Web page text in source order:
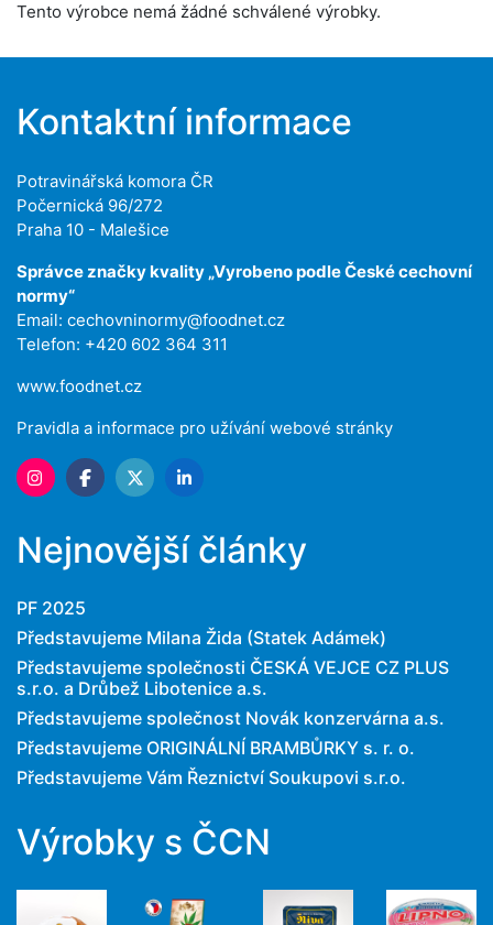
Tento výrobce nemá žádné schválené výrobky.
Kontaktní informace
Potravinářská komora ČR
Počernická 96/272
Praha 10 - Malešice
Správce značky kvality „Vyrobeno podle České cechovní
normy“
Email: cechovninormy@foodnet.cz
Telefon: +420 602 364 311
www.foodnet.cz
Pravidla a informace pro užívání webové stránky
Nejnovější články
PF 2025
Představujeme Milana Žida (Statek Adámek)
Představujeme společnosti ČESKÁ VEJCE CZ PLUS
s.r.o. a Drůbež Libotenice a.s.
Představujeme společnost Novák konzervárna a.s.
Představujeme ORIGINÁLNÍ BRAMBŮRKY s. r. o.
Představujeme Vám Řeznictví Soukupovi s.r.o.
Výrobky s ČCN